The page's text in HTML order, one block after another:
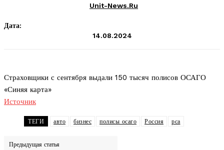
Unit-News.ru
Дата:
14.08.2024
Страховщики с сентября выдали 150 тысяч полисов ОСАГО
«Синяя карта»
Источник
ТЕГИ авто бизнес полисы осаго Россия рса
Предыдущая статья